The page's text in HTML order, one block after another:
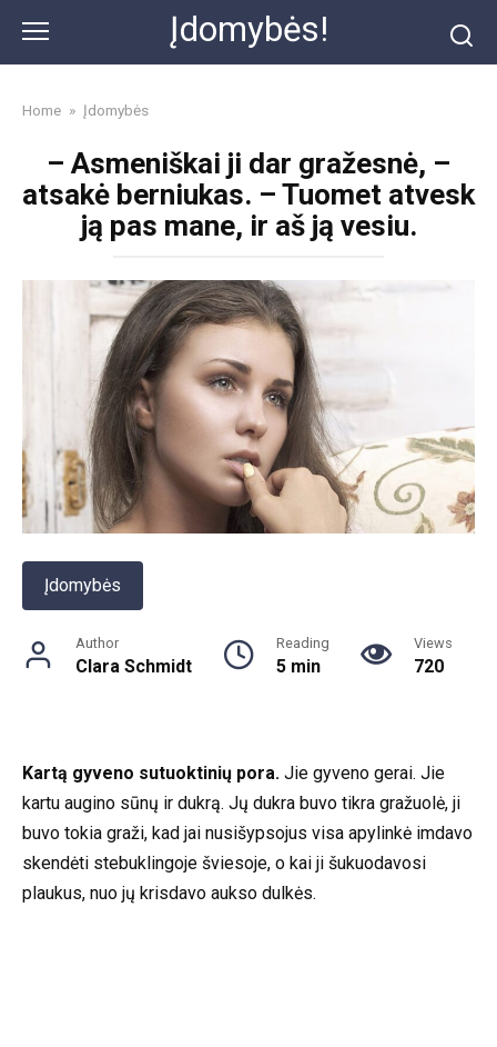
content
Įdomybės!
Home » Įdomybės
– Asmeniškai ji dar gražesnė, –
atsakė berniukas. – Tuomet atvesk
ją pas mane, ir aš ją vesiu.
Įdomybės
Author
Clara Schmidt
Reading
5 min
Views
720
Kartą gyveno sutuoktinių pora. Jie gyveno gerai. Jie
kartu augino sūnų ir dukrą. Jų dukra buvo tikra gražuolė, ji
buvo tokia graži, kad jai nusišypsojus visa apylinkė imdavo
skendėti stebuklingoje šviesoje, o kai ji šukuodavosi
plaukus, nuo jų krisdavo aukso dulkės.